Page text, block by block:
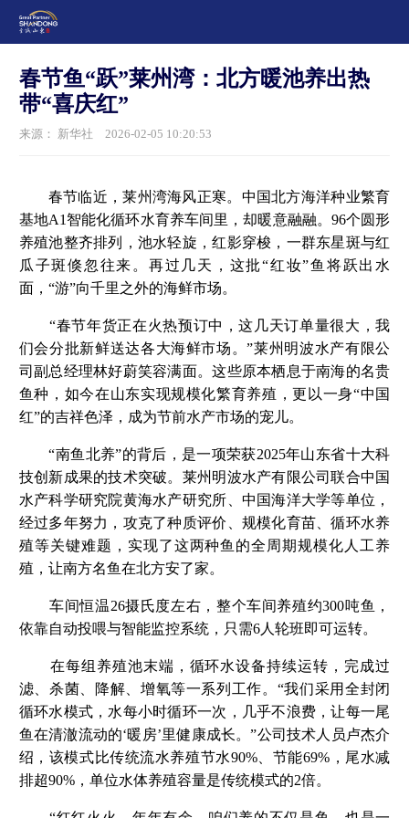
春节鱼“跃”莱州湾：北方暖池养出热
带“喜庆红”
来源： 新华社 2026-02-05 10:20:53
春节临近，莱州湾海风正寒。中国北方海洋种业繁育
基地A1智能化循环水育养车间里，却暖意融融。96个圆形
养殖池整齐排列，池水轻旋，红影穿梭，一群东星斑与红
瓜子斑倏忽往来。再过几天，这批“红妆”鱼将跃出水
面，“游”向千里之外的海鲜市场。
“春节年货正在火热预订中，这几天订单量很大，我
们会分批新鲜送达各大海鲜市场。”莱州明波水产有限公
司副总经理林好蔚笑容满面。这些原本栖息于南海的名贵
鱼种，如今在山东实现规模化繁育养殖，更以一身“中国
红”的吉祥色泽，成为节前水产市场的宠儿。
“南鱼北养”的背后，是一项荣获2025年山东省十大科
技创新成果的技术突破。莱州明波水产有限公司联合中国
水产科学研究院黄海水产研究所、中国海洋大学等单位，
经过多年努力，攻克了种质评价、规模化育苗、循环水养
殖等关键难题，实现了这两种鱼的全周期规模化人工养
殖，让南方名鱼在北方安了家。
车间恒温26摄氏度左右，整个车间养殖约300吨鱼，
依靠自动投喂与智能监控系统，只需6人轮班即可运转。
在每组养殖池末端，循环水设备持续运转，完成过
滤、杀菌、降解、增氧等一系列工作。“我们采用全封闭
循环水模式，水每小时循环一次，几乎不浪费，让每一尾
鱼在清澈流动的‘暖房’里健康成长。”公司技术人员卢杰介
绍，该模式比传统流水养殖节水90%、节能69%，尾水减
排超90%，单位水体养殖容量是传统模式的2倍。